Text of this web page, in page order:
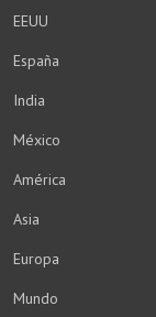
EEUU
España
India
México
América
Asia
Europa
Mundo